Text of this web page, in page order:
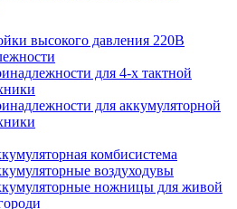
высокого давления 220В
для 4-х тактной
для аккумуляторной
комбисистема
воздуходувы
ножницы для живой